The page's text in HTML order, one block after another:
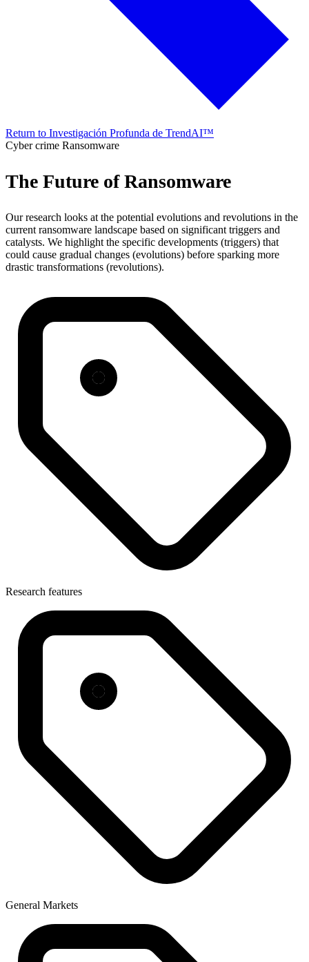
Return to Investigación Profunda de TrendAI™
Cyber crime Ransomware
The Future of Ransomware
Our research looks at the potential evolutions and revolutions in the
current ransomware landscape based on significant triggers and
catalysts. We highlight the specific developments (triggers) that
could cause gradual changes (evolutions) before sparking more
drastic transformations (revolutions).
Research features
General Markets